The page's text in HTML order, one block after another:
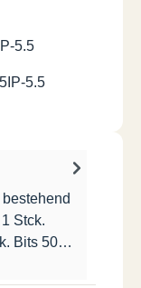
5.5
5.5
Stck.
Bits 50…